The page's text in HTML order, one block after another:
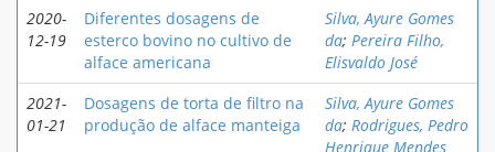
2020-
12-19
Diferentes dosagens de
esterco bovino no cultivo de
alface americana
Silva, Ayure Gomes
da; Pereira Filho,
Elisvaldo José
2021-
01-21
Dosagens de torta de filtro na
produção de alface manteiga
Silva, Ayure Gomes
da; Rodrigues, Pedro
Henrique Mendes